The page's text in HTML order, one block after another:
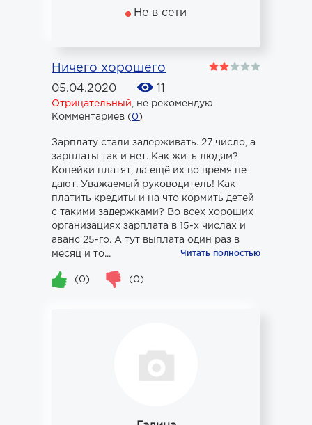
Не в сети
Ничего хорошего
05.04.2020
Отрицательный
не рекомендую
Комментариев (0)
Зарплату стали задерживать. 27 число, а
зарплаты так и нет. Как жить людям?
Копейки платят, да ещё их во время не
дают. Уважаемый руководитель! Как
платить кредиты и на что кормить детей
с такими задержками? Во всех хороших
организациях зарплата в 15-х числах и
аванс 25-го. А тут выплата один раз в
месяц и то...
Читать полностью
(0) (0)